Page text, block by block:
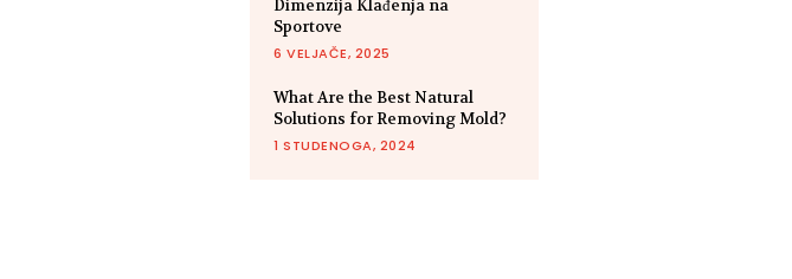
Dimenzija Klađenja na
Sportove
6 VELJAČE, 2025
What Are the Best Natural
Solutions for Removing Mold?
1 STUDENOGA, 2024